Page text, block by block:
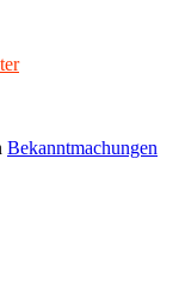
Bekanntmachungen